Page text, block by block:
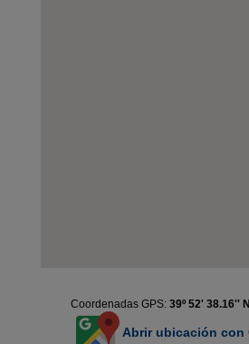
Coordenadas GPS: 39º 52' 38.16''
Abrir ubicación con